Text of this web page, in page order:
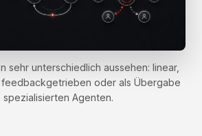
sehr unterschiedlich aussehen: linear,
oder als Übergabe
Agenten.